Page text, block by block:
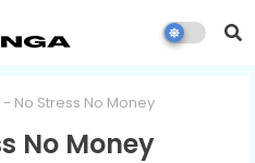
No Stress No Money
No Money